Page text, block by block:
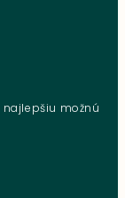
možnú